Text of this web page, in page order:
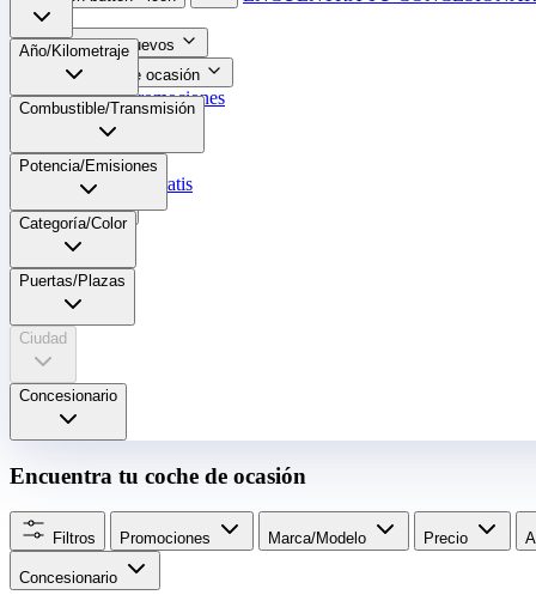
Coches nuevos
Coches de ocasión
Nuestras promociones
Nuestras marcas
Cita Taller
Tasar coche gratis
Otros
Año/Kilometraje
Combustible/Transmisión
Potencia/Emisiones
Categoría/Color
Puertas/Plazas
Ciudad
Concesionario
Encuentra tu coche de ocasión
Filtros Promociones Marca/Modelo Precio
Concesionario